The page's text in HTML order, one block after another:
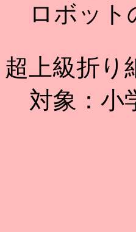
ロボット
超上級折り
対象：小